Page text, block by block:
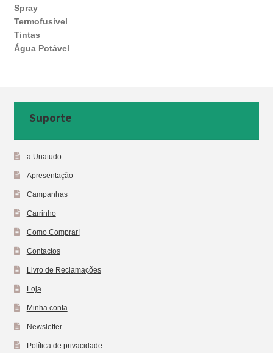
Spray
Termofusivel
Tintas
Água Potável
Suporte
a Unatudo
Apresentação
Campanhas
Carrinho
Como Comprar!
Contactos
Livro de Reclamações
Loja
Minha conta
Newsletter
Política de privacidade